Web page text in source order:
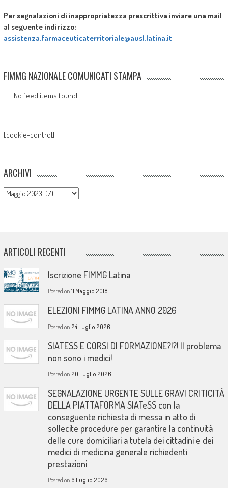
Per segnalazioni di inappropriatezza prescrittiva inviare una mail
al seguente indirizzo:
assistenza.farmaceuticaterritoriale@ausl.latina.it
FIMMG NAZIONALE COMUNICATI STAMPA
No feed items found.
[cookie-control]
ARCHIVI
Archivi
ARTICOLI RECENTI
Iscrizione FIMMG Latina
Posted on 11 Maggio 2018
ELEZIONI FIMMG LATINA ANNO 2026
Posted on 24 Luglio 2026
SIATESS E CORSI DI FORMAZIONE?!?! Il problema
non sono i medici!
Posted on 20 Luglio 2026
SEGNALAZIONE URGENTE SULLE GRAVI CRITICITÀ
DELLA PIATTAFORMA SIATeSS con la
conseguente richiesta di messa in atto di
sollecite procedure per garantire la continuità
delle cure domiciliari a tutela dei cittadini e dei
medici di medicina generale richiedenti
prestazioni
Posted on 6 Luglio 2026